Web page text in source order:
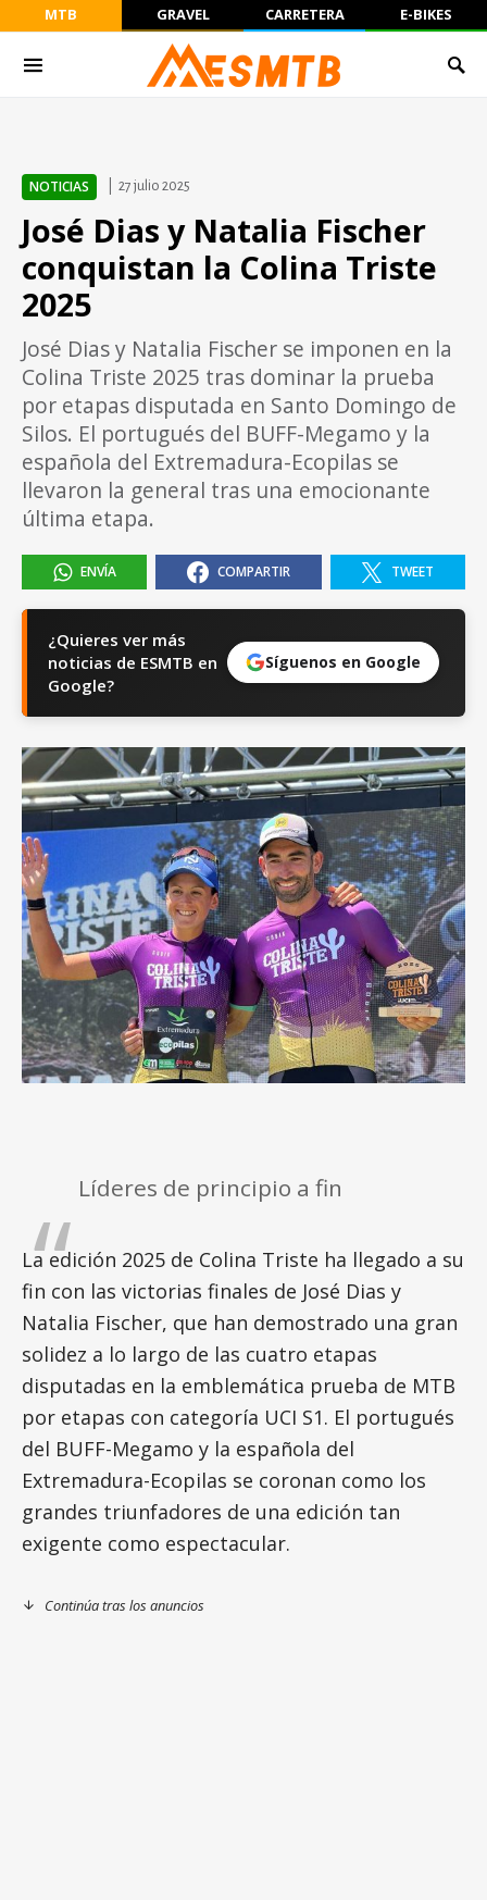
MTB GRAVEL CARRETERA E-BIKES
NOTICIAS 27 julio 2025
José Dias y Natalia Fischer
conquistan la Colina Triste
2025
José Dias y Natalia Fischer se imponen en la
Colina Triste 2025 tras dominar la prueba
por etapas disputada en Santo Domingo de
Silos. El portugués del BUFF-Megamo y la
española del Extremadura-Ecopilas se
llevaron la general tras una emocionante
última etapa.
ENVÍA COMPARTIR TWEET
¿Quieres ver más
noticias de ESMTB en
Google?
Síguenos en Google
Líderes de principio a fin
La edición 2025 de Colina Triste ha llegado a su
fin con las victorias finales de José Dias y
Natalia Fischer, que han demostrado una gran
solidez a lo largo de las cuatro etapas
disputadas en la emblemática prueba de MTB
por etapas con categoría UCI S1. El portugués
del BUFF-Megamo y la española del
Extremadura-Ecopilas se coronan como los
grandes triunfadores de una edición tan
exigente como espectacular.
Continúa tras los anuncios